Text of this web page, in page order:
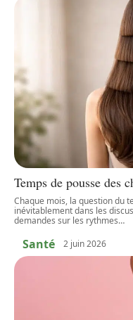
Temps de pousse des
Chaque mois, la question du
inévitablement dans les
demandes sur les rythmes…
Santé 2 juin 2026